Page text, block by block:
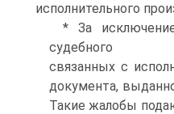
исполнительного
* За
судебного
связанных с
документа,
Такие жалобы